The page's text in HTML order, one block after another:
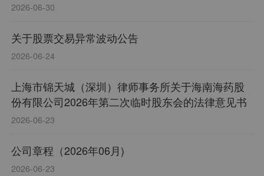
2026-06-30
关于股票交易异常波动公告
2026-06-24
上海市锦天城（深圳）律师事务所关于海南海药股
份有限公司2026年第二次临时股东会的法律意见书
2026-06-23
公司章程（2026年06月)
2026-06-23